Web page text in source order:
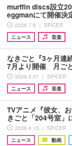
murffin discs設立
eggmanにて開催
2026.7.6 ｜ SPICER
ニュース
音楽
なきごと『3ヶ月連
7月より開催 月ご
2026.5.31 ｜ SPICER
ニュース
音楽
TVアニメ『彼女、
きごと「204号室
2026.4.15 ｜ SPICER
ニュース
動画